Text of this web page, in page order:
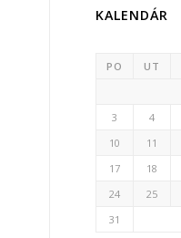
KALENDÁR
PO UT
3
4
10
11
17
18
24
25
31